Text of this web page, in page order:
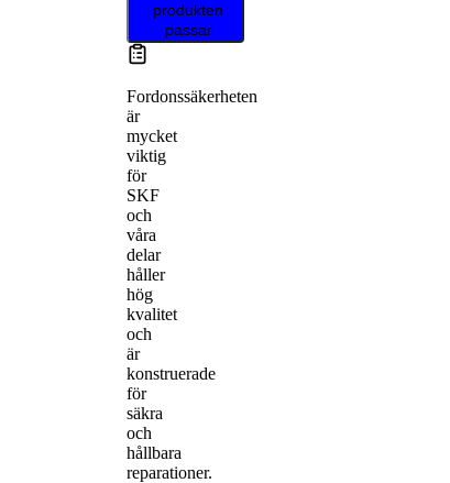
produkten
passar
Fordonssäkerheten
är
mycket
viktig
för
SKF
och
våra
delar
håller
hög
kvalitet
och
är
konstruerade
för
säkra
och
hållbara
reparationer.